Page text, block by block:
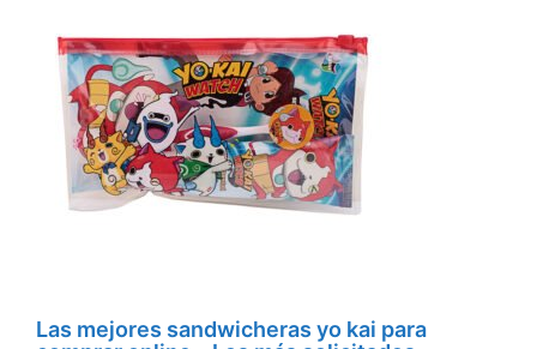
Las mejores sandwicheras yo kai para